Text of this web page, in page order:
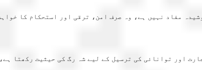
مفاد نہیں ہے، وہ صرف امن، ترقی اور استحکام کا
اور توانائی کی ترسیل کے لیے شہ رگ کی حیثیت رکھتا